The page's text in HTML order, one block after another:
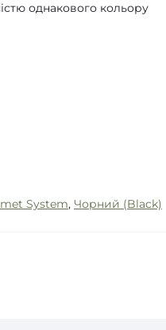
однакового кольору
System, Чорний (Black)